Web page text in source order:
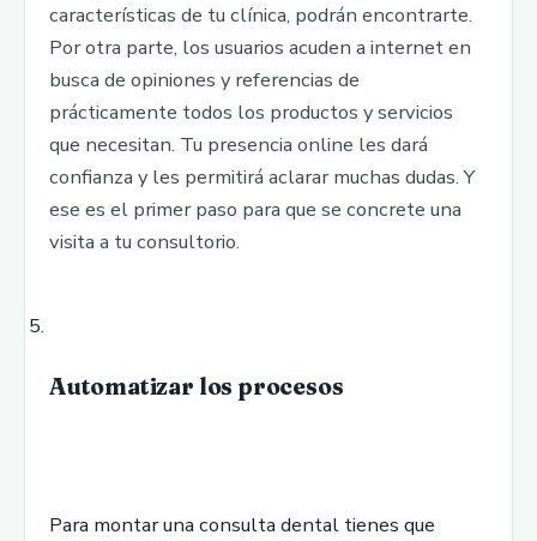
características de tu clínica, podrán encontrarte.
Por otra parte, los usuarios acuden a internet en
busca de opiniones y referencias de
prácticamente todos los productos y servicios
que necesitan. Tu presencia online les dará
confianza y les permitirá aclarar muchas dudas. Y
ese es el primer paso para que se concrete una
visita a tu consultorio.
Automatizar los procesos
Para montar una consulta dental tienes que